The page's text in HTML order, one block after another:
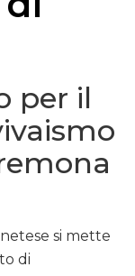
per il
si mette
di